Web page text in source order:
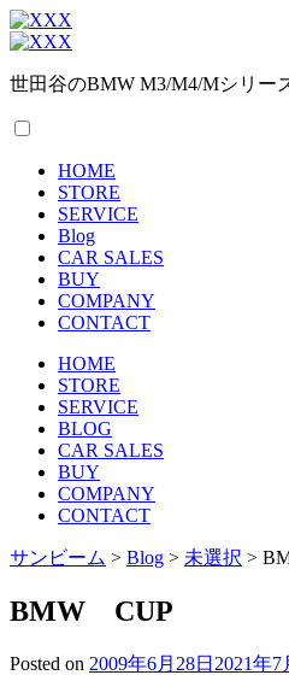
世田谷のBMW M3/M4/Mシリー
HOME
STORE
SERVICE
Blog
CAR SALES
BUY
COMPANY
CONTACT
HOME
STORE
SERVICE
BLOG
CAR SALES
BUY
COMPANY
CONTACT
サンビーム > Blog > 未選択 >
BMW CUP
Posted on 2009年6月28日 2021年7